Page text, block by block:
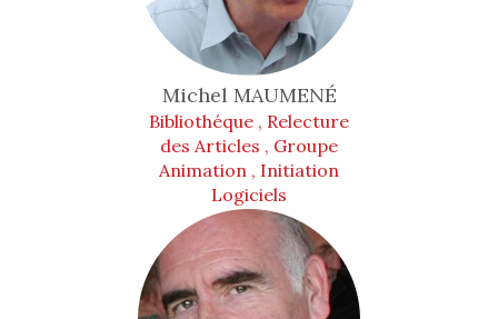
Michel MAUMENÉ
Bibliothéque , Relecture
des Articles , Groupe
Animation , Initiation
Logiciels